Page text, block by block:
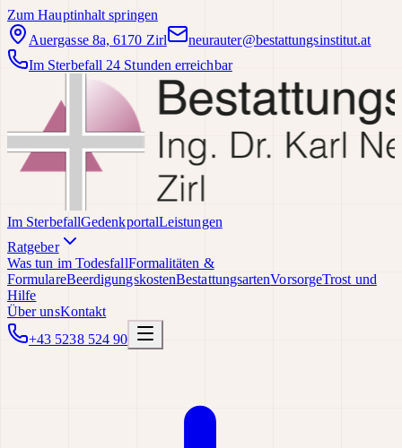
Zum Hauptinhalt springen
Auergasse 8a, 6170 Zirl
neurauter@bestattungsinstitut.at
Im Sterbefall 24 Stunden erreichbar
Im SterbefallGedenkportalLeistungen
Ratgeber
Was tun im TodesfallFormalitäten &
FormulareBeerdigungskostenBestattungsartenVorsorgeTrost und
Hilfe
Über unsKontakt
+43 5238 524 90